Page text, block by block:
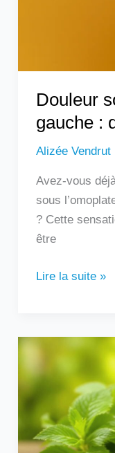
Douleur
gauche :
Alizée Vendrut
Avez-vous
sous
? Cette
être
?
Lire la suite »
Peut-
boire
l’huile
essentielle